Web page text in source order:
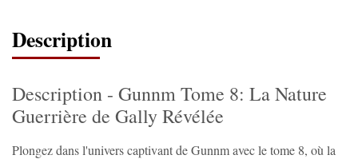
Description
Description - Gunnm Tome 8: La Nature
Guerrière de Gally Révélée
Plongez dans l'univers captivant de Gunnm avec le tome 8, où la